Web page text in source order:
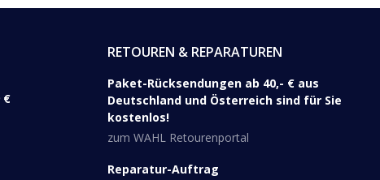
€
RETOUREN & REPARATUREN
Paket-Rücksendungen ab 40,- € aus
Deutschland und Österreich sind für Sie
kostenlos!
zum WAHL Retourenportal
Reparatur-Auftrag